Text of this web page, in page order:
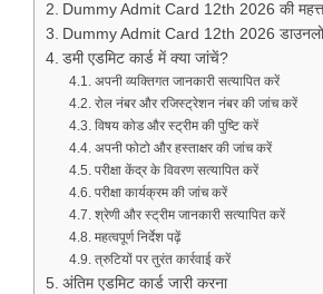
Dummy Admit Card 12th 2026 की
Dummy Admit Card 12th 2026
डमी एडमिट कार्ड में क्या जांचें?
अपनी व्यक्तिगत जानकारी सत्यापित करें
रोल नंबर और रजिस्ट्रेशन नंबर की जांच करें
विषय कोड और स्ट्रीम की पुष्टि करें
अपनी फोटो और हस्ताक्षर की जांच करें
परीक्षा केंद्र के विवरण सत्यापित करें
परीक्षा कार्यक्रम की जांच करें
श्रेणी और स्ट्रीम जानकारी सत्यापित करें
महत्वपूर्ण निर्देश पढ़ें
त्रुटियों पर तुरंत कार्रवाई करें
अंतिम एडमिट कार्ड जारी करना